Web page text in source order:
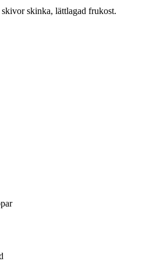
skinka, lättlagad frukost.